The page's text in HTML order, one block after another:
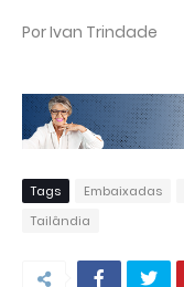
Por Ivan Trindade
Tags Embaixadas
Tailândia